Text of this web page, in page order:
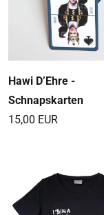
Hawi D’Ehre -
Schnapskarten
15,00 EUR